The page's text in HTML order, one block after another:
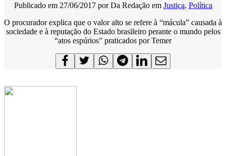
Publicado em 27/06/2017 porDa Redação em Justiça, Política
O procurador explica que o valor alto se refere à “mácula” causada à
sociedade e à reputação do Estado brasileiro perante o mundo pelos
“atos espúrios” praticados por Temer